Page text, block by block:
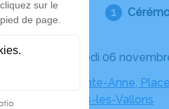
Le mercredi 06
Église Sainte-Anne,
Septèmes-les-Vallons